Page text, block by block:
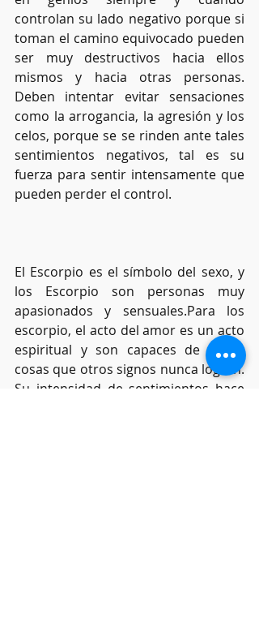
controlan su lado negativo porque si
toman el camino equivocado pueden
ser muy destructivos hacia ellos
mismos y hacia otras personas.
Deben intentar evitar sensaciones
como la arrogancia, la agresión y los
celos, porque se se rinden ante tales
sentimientos negativos, tal es su
fuerza para sentir intensamente que
pueden perder el control.
El Escorpio es el símbolo del sexo, y
los Escorpio son personas muy
apasionados y sensuales.Para los
escorpio, el acto del amor es un acto
espiritual y son capaces de sentir
cosas que otros signos nunca logran.
Su intensidad de sentimientos hace